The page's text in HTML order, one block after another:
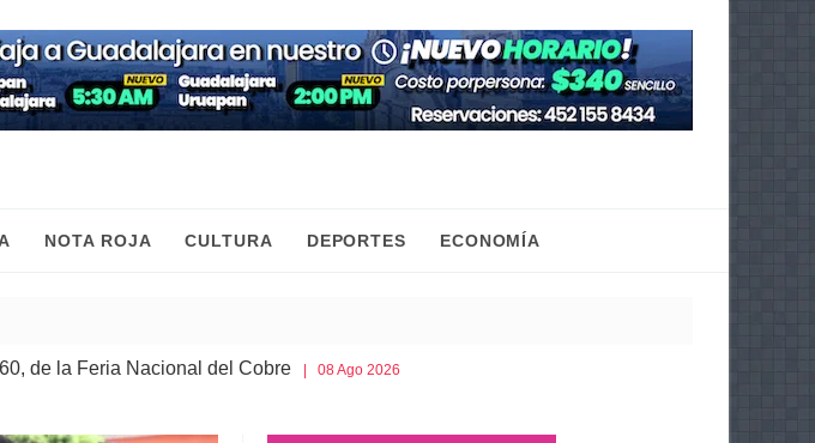
NOTA ROJA CULTURA DEPORTES ECONOMÍA
Nacional del Cobre| 08 Ago 2026 Esto es lo que debes llevar en la cajuela para viajar